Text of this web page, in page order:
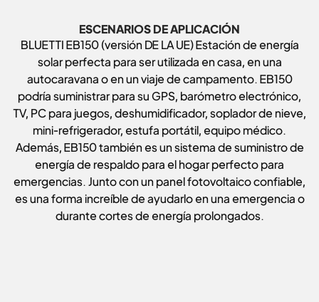
ESCENARIOS DE APLICACIÓN
BLUETTI EB150 (versión DE LA UE) Estación de energía
solar perfecta para ser utilizada en casa, en una
autocaravana o en un viaje de campamento. EB150
podría suministrar para su GPS, barómetro electrónico,
TV, PC para juegos, deshumidificador, soplador de nieve,
mini-refrigerador, estufa portátil, equipo médico.
Además, EB150 también es un sistema de suministro de
energía de respaldo para el hogar perfecto para
emergencias. Junto con un panel fotovoltaico confiable,
es una forma increíble de ayudarlo en una emergencia o
durante cortes de energía prolongados.